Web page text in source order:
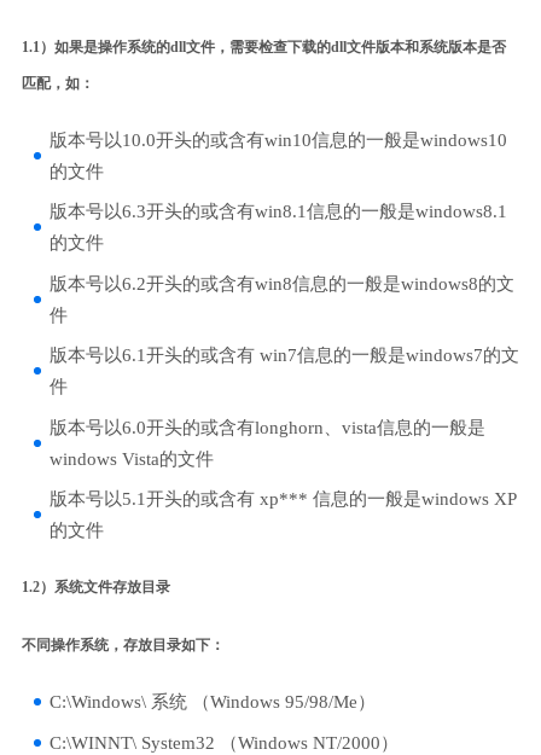
1.1）如果是操作系统的dll文件，需要检查下载的dll文件版本和系统版本是否
匹配，如：
版本号以10.0开头的或含有win10信息的一般是windows10
的文件
版本号以6.3开头的或含有win8.1信息的一般是windows8.1
的文件
版本号以6.2开头的或含有win8信息的一般是windows8的文
件
版本号以6.1开头的或含有 win7信息的一般是windows7的文
件
版本号以6.0开头的或含有longhorn、vista信息的一般是
windows Vista的文件
版本号以5.1开头的或含有 xp*** 信息的一般是windows XP
的文件
1.2）系统文件存放目录
不同操作系统，存放目录如下：
C:\Windows\ 系统 （Windows 95/98/Me）
C:\WINNT\ System32 （Windows NT/2000）